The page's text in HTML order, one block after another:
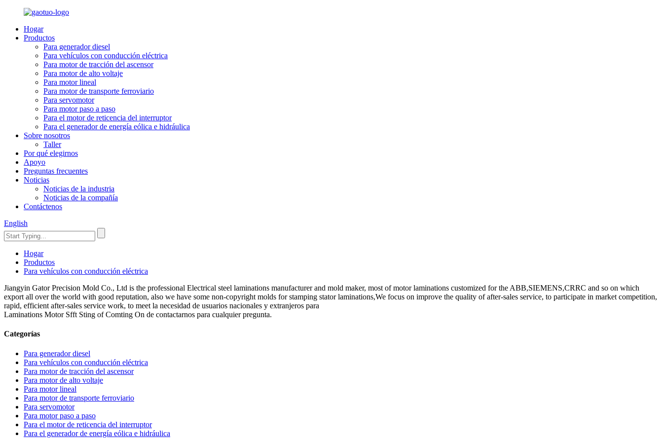
Hogar
Productos
Para generador diesel
Para vehículos con conducción eléctrica
Para motor de tracción del ascensor
Para motor de alto voltaje
Para motor lineal
Para motor de transporte ferroviario
Para servomotor
Para motor paso a paso
Para el motor de reticencia del interruptor
Para el generador de energía eólica e hidráulica
Sobre nosotros
Taller
Por qué elegirnos
Apoyo
Preguntas frecuentes
Noticias
Noticias de la industria
Noticias de la compañía
Contáctenos
English
Hogar
Productos
Para vehículos con conducción eléctrica
Jiangyin Gator Precision Mold Co., Ltd is the professional Electrical steel laminations manufacturer and mold maker, most of motor laminations customized for the ABB,SIEMENS,CRRC and so on which
export all over the world with good reputation, also we have some non-copyright molds for stamping stator laminations,We focus on improve the quality of after-sales service, to participate in market competition,
rapid, efficient after-sales service work, to meet la necesidad de usuarios nacionales y extranjeros para
Laminations Motor Sfft Sting of Comting On de contactarnos para cualquier pregunta.
Categorías
Para generador diesel
Para vehículos con conducción eléctrica
Para motor de tracción del ascensor
Para motor de alto voltaje
Para motor lineal
Para motor de transporte ferroviario
Para servomotor
Para motor paso a paso
Para el motor de reticencia del interruptor
Para el generador de energía eólica e hidráulica